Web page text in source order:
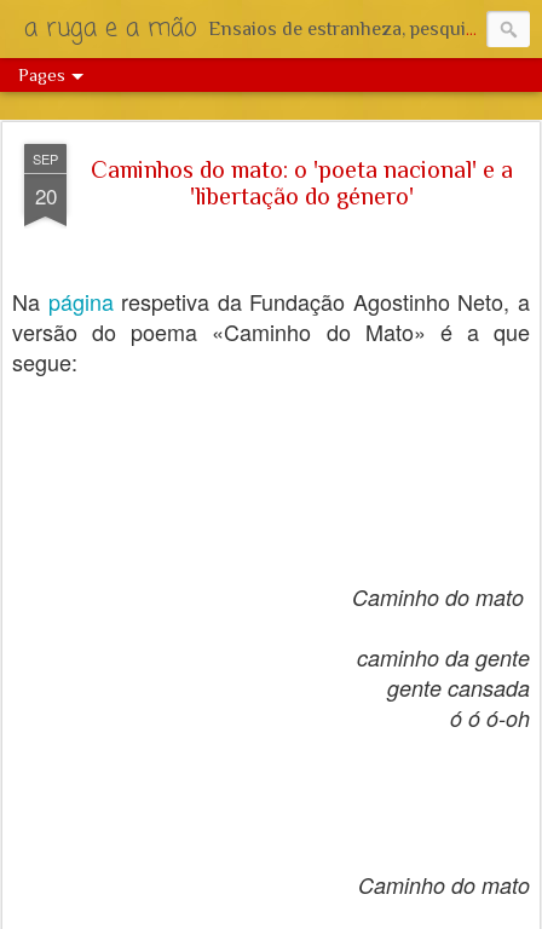
a ruga e a mão Ensaios de estranheza, pesquisa e reflexão.
Pages
SEP
20
Caminhos do mato: o 'poeta nacional' e a
'libertação do género'
Na páginarespetiva da Fundação Agostinho Neto, a
versão do poema «Caminho do Mato» é a que
segue:
Caminho do mato
caminho da gente
gente cansada
ó ó ó-oh
Caminho do mato